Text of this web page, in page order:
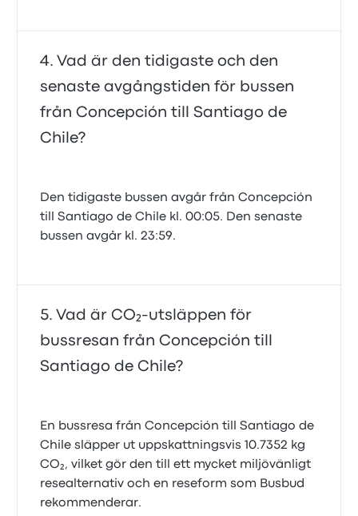
Vad är den tidigaste och den
senaste avgångstiden för bussen
från Concepción till Santiago de
Chile?
Den tidigaste bussen avgår från Concepción
till Santiago de Chile kl. 00:05. Den senaste
bussen avgår kl. 23:59.
Vad är CO₂-utsläppen för
bussresan från Concepción till
Santiago de Chile?
En bussresa från Concepción till Santiago de
Chile släpper ut uppskattningsvis 10.7352 kg
CO₂, vilket gör den till ett mycket miljövänligt
resealternativ och en reseform som Busbud
rekommenderar.